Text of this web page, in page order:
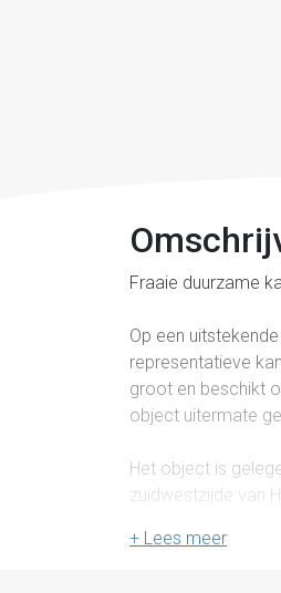
Fraaie duurzame
Op een
representatieve
groot en beschikt
object uitermate
Het object is
zuidwestzijde van
bedrijven en